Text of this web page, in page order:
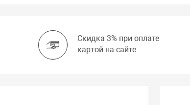
Скидка 3% при оплате
картой на сайте